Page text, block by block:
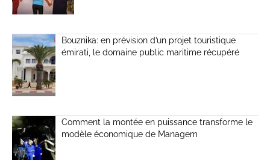
Bouznika: en prévision d’un projet touristique
émirati, le domaine public maritime récupéré
Comment la montée en puissance transforme le
modèle économique de Managem